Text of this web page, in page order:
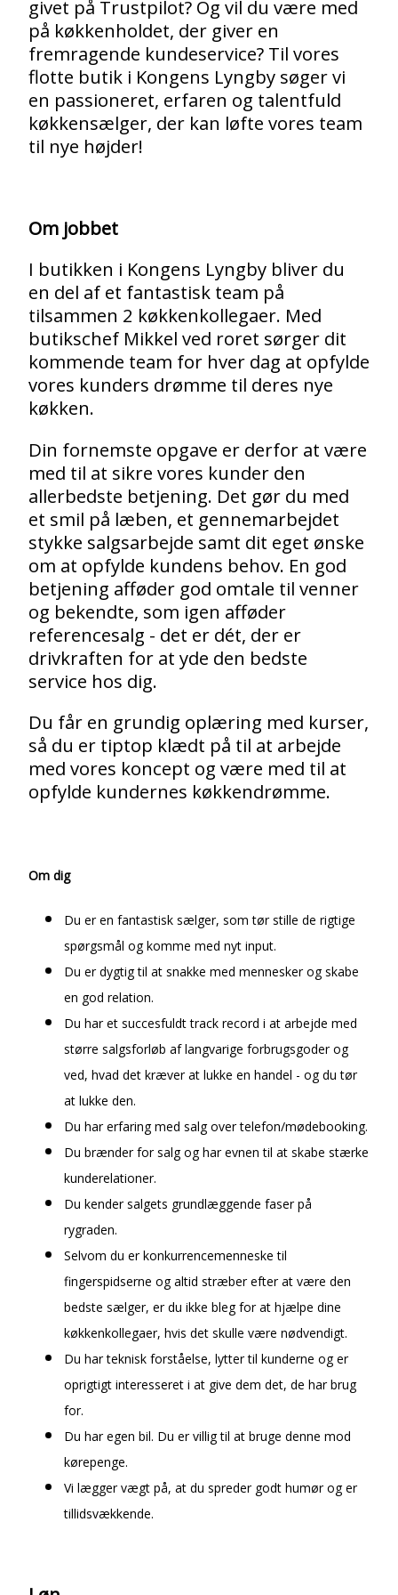
givet på Trustpilot? Og vil du være med
på køkkenholdet, der giver en
fremragende kundeservice? Til vores
flotte butik i Kongens Lyngby søger vi
en passioneret, erfaren og talentfuld
køkkensælger, der kan løfte vores team
til nye højder!
Om jobbet
I butikken i Kongens Lyngby bliver du
en del af et fantastisk team på
tilsammen 2 køkkenkollegaer. Med
butikschef Mikkel ved roret sørger dit
kommende team for hver dag at opfylde
vores kunders drømme til deres nye
køkken.
Din fornemste opgave er derfor at være
med til at sikre vores kunder den
allerbedste betjening. Det gør du med
et smil på læben, et gennemarbejdet
stykke salgsarbejde samt dit eget ønske
om at opfylde kundens behov. En god
betjening afføder god omtale til venner
og bekendte, som igen afføder
referencesalg - det er dét, der er
drivkraften for at yde den bedste
service hos dig.
Du får en grundig oplæring med kurser,
så du er tiptop klædt på til at arbejde
med vores koncept og være med til at
opfylde kundernes køkkendrømme.
Om dig
Du er en fantastisk sælger, som tør stille de rigtige
spørgsmål og komme med nyt input.
Du er dygtig til at snakke med mennesker og skabe
en god relation.
Du har et succesfuldt track record i at arbejde med
større salgsforløb af langvarige forbrugsgoder og
ved, hvad det kræver at lukke en handel - og du tør
at lukke den.
Du har erfaring med salg over telefon/mødebooking.
Du brænder for salg og har evnen til at skabe stærke
kunderelationer.
Du kender salgets grundlæggende faser på
rygraden.
Selvom du er konkurrencemenneske til
fingerspidserne og altid stræber efter at være den
bedste sælger, er du ikke bleg for at hjælpe dine
køkkenkollegaer, hvis det skulle være nødvendigt.
Du har teknisk forståelse, lytter til kunderne og er
oprigtigt interesseret i at give dem det, de har brug
for.
Du har egen bil. Du er villig til at bruge denne mod
kørepenge.
Vi lægger vægt på, at du spreder godt humør og er
tillidsvækkende.